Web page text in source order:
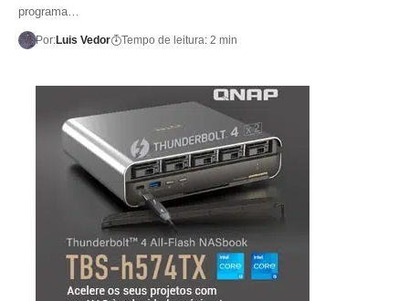
programa…
Por:Luis Vedor Tempo de leitura: 2 min